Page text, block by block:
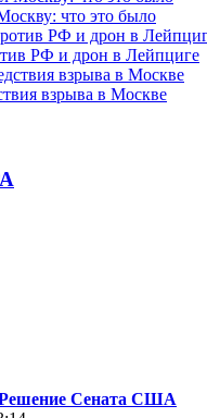
что это было
РФ и дрон в Лейпциге
взрыва в Москве
Решение Сената США